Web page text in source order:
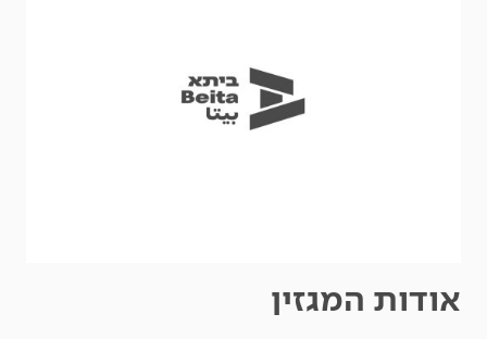
אודות המגזין